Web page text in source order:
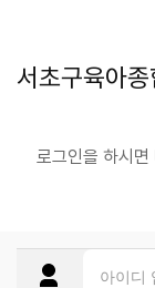
서초구육아
로그인을 하시